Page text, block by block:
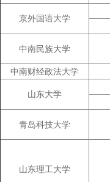
京外国语大学
中南民族大学
中南财经政法大学
山东大学
青岛科技大学
山东理工大学